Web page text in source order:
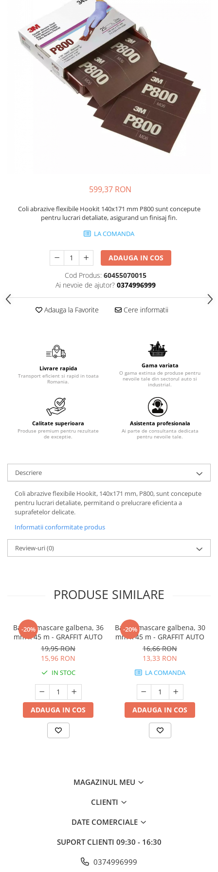
Protectie vizuala
Vopsire
Sisteme si pahare PPS
Pahare de amestec
599,37 RON
Coli abrazive flexibile Hookit 140x171 mm P800 sunt concepute
pentru lucrari detaliate, asigurand un finisaj fin.
LA COMANDA
ADAUGA IN COS
Cod Produs: 60455070015
Ai nevoie de ajutor? 0374996999
Adauga la Favorite Cere informatii
Livrare rapida
Transport eficient si rapid in toata
Romania.
Gama variata
O gama extinsa de produse pentru
nevoile tale din sectorul auto si
industrial.
Calitate superioara
Produse premium pentru rezultate
de exceptie.
Asistenta profesionala
Ai parte de consultanta dedicata
pentru nevoile tale.
Descriere
Coli abrazive flexibile Hookit, 140x171 mm, P800, sunt concepute
pentru lucrari detaliate, permitand o prelucrare eficienta a
suprafetelor delicate.
Informatii conformitate produs
Review-uri(0)
PRODUSE SIMILARE
-20%
Banda mascare galbena, 36
mm x 45 m - GRAFFIT AUTO
19,95 RON
15,96 RON
IN STOC
ADAUGA IN COS
-20%
Banda mascare galbena, 30
mm x 45 m - GRAFFIT AUTO
16,66 RON
13,33 RON
LA COMANDA
ADAUGA IN COS
MAGAZINUL MEU
CLIENTI
DATE COMERCIALE
SUPORT CLIENTI 09:30 - 16:30
0374996999